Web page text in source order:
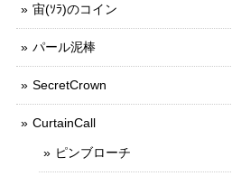
宙(ｿﾗ)のコイン
パール泥棒
SecretCrown
CurtainCall
ピンブローチ